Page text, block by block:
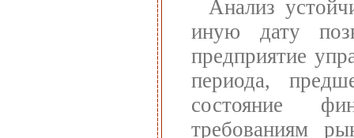
Анализ
иную дату
предприятие
периода,
состояние
требованиям